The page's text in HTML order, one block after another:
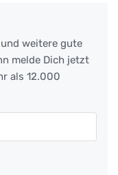
weitere gute
melde Dich jetzt
als 12.000